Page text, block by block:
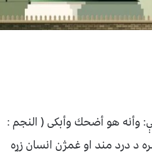
وأنه هو أضحك وأبكى ( النجم :
د درد مند او غمژن انسان زړه